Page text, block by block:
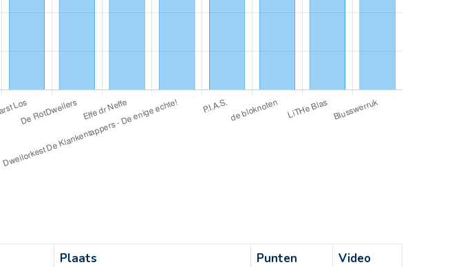
Plaats Punten
Video